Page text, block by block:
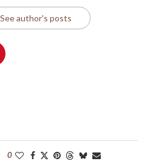
See author's posts
0